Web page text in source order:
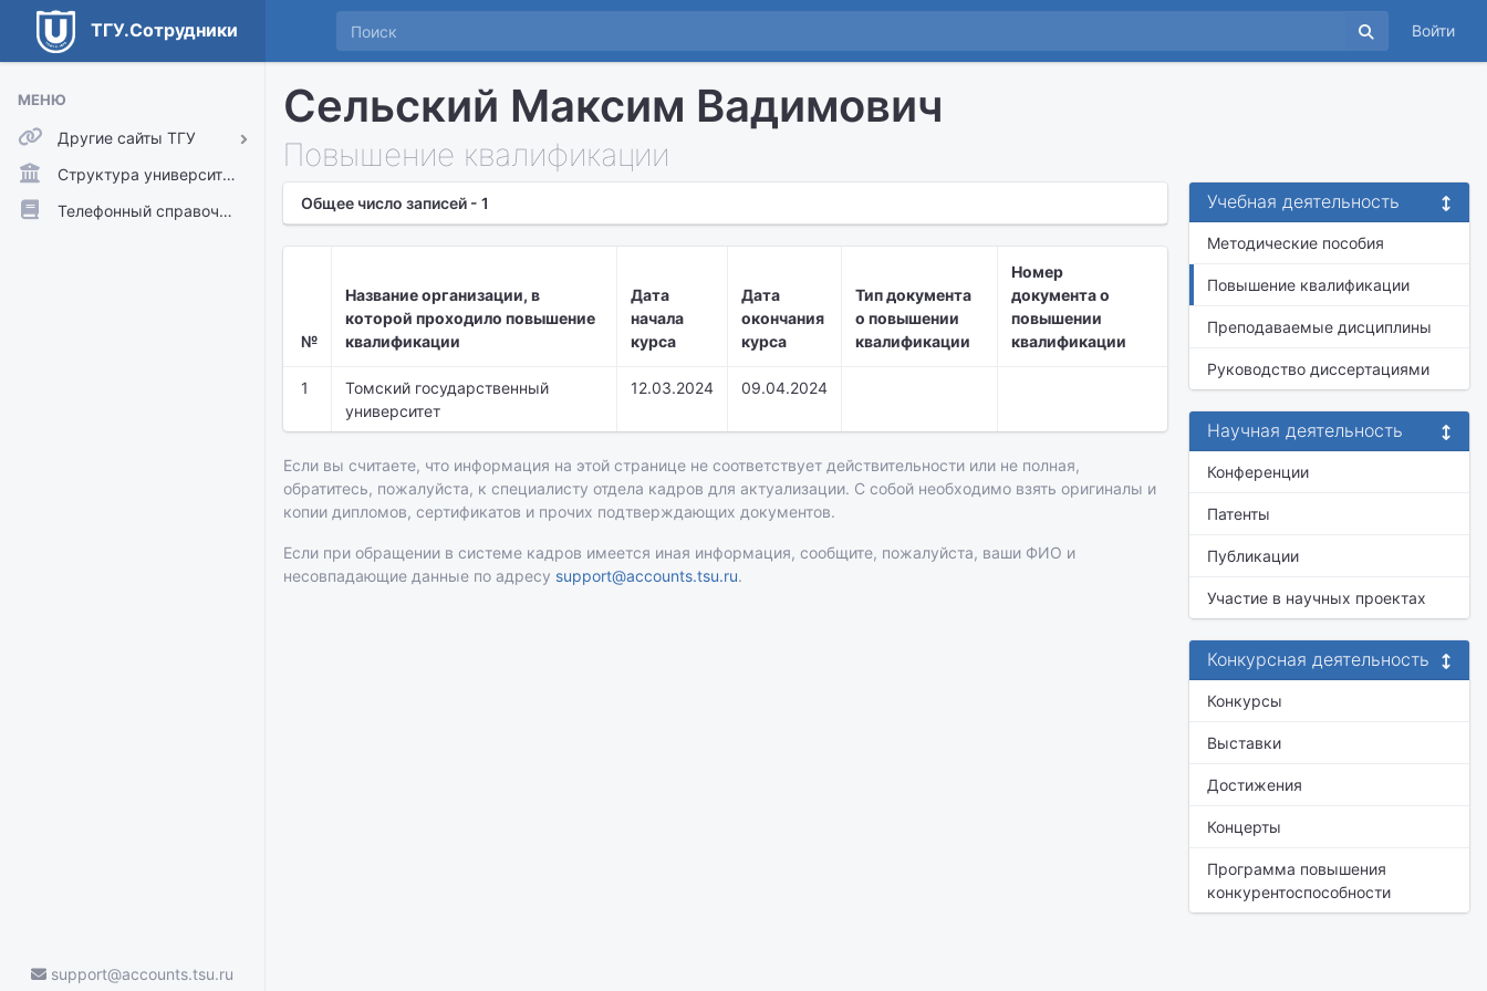
ТГУ.Сотрудники Войти
МЕНЮ
Другие сайты ТГУ
ТГУ.Аккаунты
ТГУ.Расписание
Структура университета
Телефонный справочник
support@accounts.tsu.ru
Сельский Максим Вадимович
Повышение квалификации
Общее число записей - 1
№
Название организации, в
которой проходило повышение
квалификации
Дата
начала
курса
Дата
окончания
курса
Тип документа
о повышении
квалификации
Номер
документа о
повышении
квалификации
1
Томский государственный
университет
12.03.2024 09.04.2024
Если вы считаете, что информация на этой странице не соответствует действительности или не полная,
обратитесь, пожалуйста, к специалисту отдела кадров для актуализации. С собой необходимо взять оригиналы и
копии дипломов, сертификатов и прочих подтверждающих документов.
Если при обращении в системе кадров имеется иная информация, сообщите, пожалуйста, ваши ФИО и
несовпадающие данные по адресу support@accounts.tsu.ru.
Учебная деятельность
Методические пособия
Повышение квалификации
Преподаваемые дисциплины
Руководство диссертациями
Научная деятельность
Конференции
Патенты
Публикации
Участие в научных проектах
Конкурсная деятельность
Конкурсы
Выставки
Достижения
Концерты
Программа повышения
конкурентоспособности